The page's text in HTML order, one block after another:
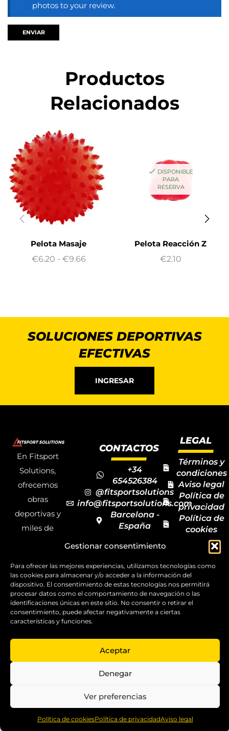
Gestionar consentimiento
Para ofrecer las mejores experiencias, utilizamos tecnologías como
las cookies para almacenar y/o acceder a la información del
dispositivo. El consentimiento de estas tecnologías nos permitirá
procesar datos como el comportamiento de navegación o las
identificaciones únicas en este sitio. No consentir o retirar el
consentimiento, puede afectar negativamente a ciertas
características y funciones.
Aceptar
Denegar
Ver preferencias
Política de cookiesPolítica de privacidadAviso legal
photos to your review.
Productos
Relacionados
Pelota Masaje
€6.20 - €9.66
DISPONIBLE
PARA
RESERVA
Pelota Reacción Z
€2.10
Home Shop Compare More
SOLUCIONES DEPORTIVAS
EFECTIVAS
INGRESAR
En Fitsport
Solutions,
ofrecemos
obras
deportivas y
miles de
deportivos
para todas las
disciplinas,
garantizando
la calidad y el
Copyright ©
FitSport
Solutions
CONTACTOS
+34
654526384
@fitsportsolutions
info@fitsportsolutions.com
Barcelona -
España
de contacto
LEGAL
Términos y
condiciones
Aviso legal
Política de
privacidad
Política de
cookies
Mapa del
sitio